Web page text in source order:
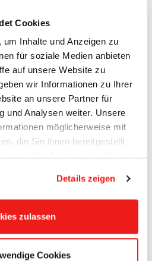
Cookies
Inhalte und Anzeigen zu
für soziale Medien anbieten
auf unsere Website zu
wir Informationen zu Ihrer
an unsere Partner für
und Analysen weiter. Unsere
möglicherweise mit
die Sie ihnen bereitgestellt
Details zeigen
zulassen
Cookies
Gruppe.
die Sport– und
im Winter bis
und endlich wieder
Verfügung zu stellen.
sollte zuvor auf
Effekte überprüft